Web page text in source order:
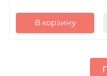
В корзину